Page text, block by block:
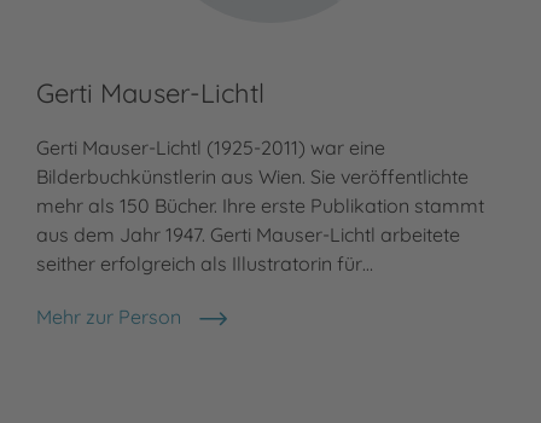
Gerti Mauser-Lichtl
Gerti Mauser-Lichtl (1925-2011) war eine
Bilderbuchkünstlerin aus Wien. Sie veröffentlichte
mehr als 150 Bücher. Ihre erste Publikation stammt
aus dem Jahr 1947. Gerti Mauser-Lichtl arbeitete
seither erfolgreich als Illustratorin für…
Mehr zur Person
Gerti Mauser-Lichtl